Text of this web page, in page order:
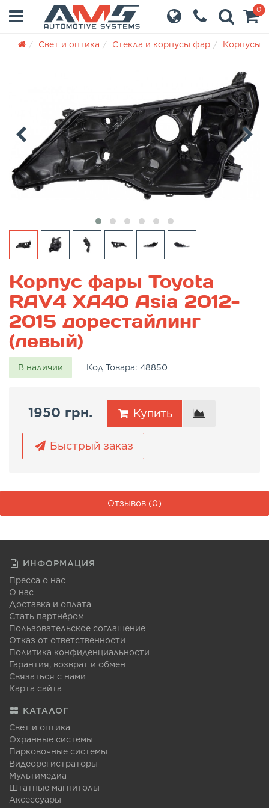
0
Свет и оптика Стекла и корпусы фар Корпусы
Корпус фары Toyota
RAV4 XA40 Asia 2012-
2015 дорестайлинг
(левый)
В наличии Код Товара: 48850
1950 грн. Купить
Быстрый заказ
Отзывов (0)
ИНФОРМАЦИЯ
Пресса о нас
О нас
Доставка и оплата
Стать партнёром
Пользовательское соглашение
Отказ от ответственности
Политика конфиденциальности
Гарантия, возврат и обмен
Связаться с нами
Карта сайта
КАТАЛОГ
Свет и оптика
Охранные системы
Парковочные системы
Видеорегистраторы
Мультимедиа
Штатные магнитолы
Аксессуары